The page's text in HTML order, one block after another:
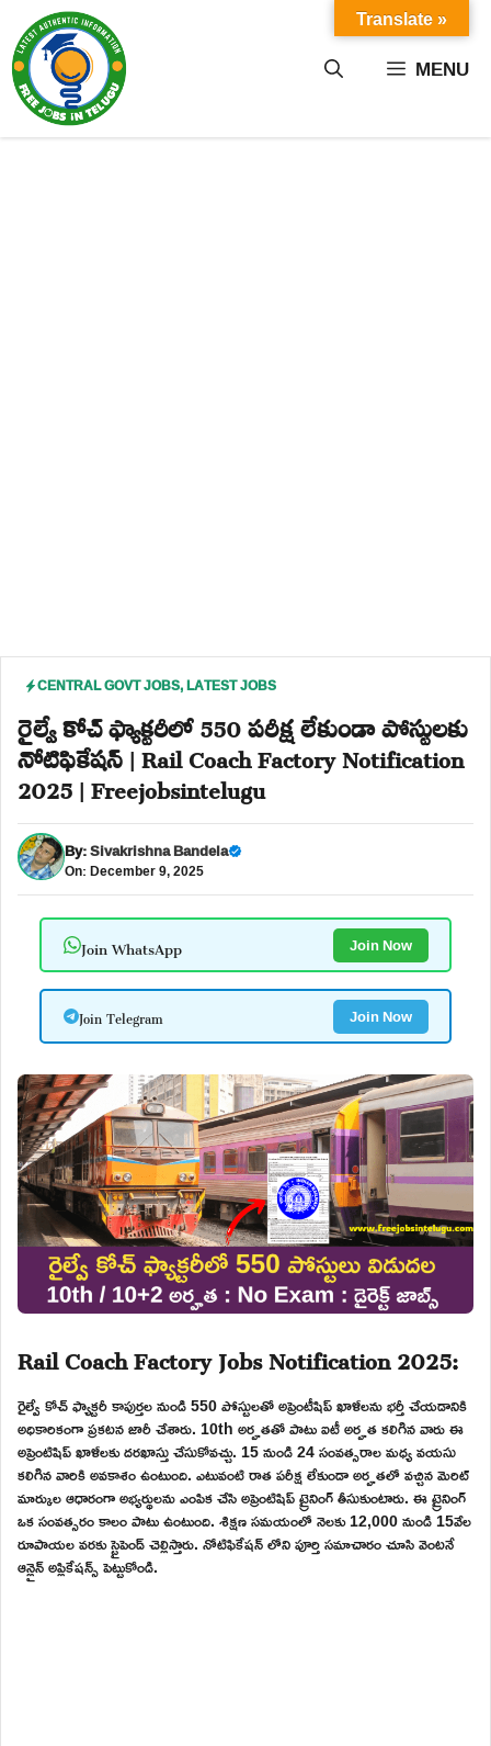
content MENU
CENTRAL GOVT JOBS,LATEST JOBS
రైల్వే కోచ్ ఫ్యాక్టరీలో 550 పరీక్ష లేకుండా పోస్టులకు
నోటిఫికేషన్ | Rail Coach Factory Notification
2025 | Freejobsintelugu
By:Sivakrishna Bandela
On: December 9, 2025
Join WhatsApp Join Now
Join Telegram Join Now
Rail Coach Factory Jobs Notification 2025:
రైల్వే కోచ్ ఫ్యాక్టరీ కాపుర్తల నుండి 550 పోస్టులతో అప్రెంటీషిప్ ఖాళీలను భర్తీ చేయడానికి
అధికారికంగా ప్రకటన జారీ చేశారు. 10th అర్హతతో పాటు ఐటీ అర్హత కలిగిన వారు ఈ
అప్రెంటిషిప్ ఖాళీలకు దరఖాస్తు చేసుకోవచ్చు. 15 నుండి 24 సంవత్సరాల మధ్య వయసు
కలిగిన వారికి అవకాశం ఉంటుంది. ఎటువంటి రాత పరీక్ష లేకుండా అర్హతలో వచ్చిన మెరిట్
మార్కుల ఆధారంగా అభ్యర్థులను ఎంపిక చేసి అప్రెంటిషిప్ ట్రైనింగ్ తీసుకుంటారు. ఈ ట్రైనింగ్
ఒక సంవత్సరం కాలం పాటు ఉంటుంది. శిక్షణ సమయంలో నెలకు 12,000 నుండి 15వేల
రూపాయల వరకు స్టైపెండ్ చెల్లిస్తారు. నోటిఫికేషన్ లోని పూర్తి సమాచారం చూసి వెంటనే
ఆన్లైన్ అప్లికేషన్స్ పెట్టుకోండి.
Translate »